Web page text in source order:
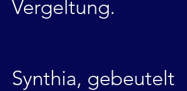
Vergeltung.
Synthia, gebeutelt